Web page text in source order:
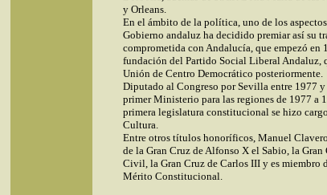
y Orleans.
En el ámbito de la política, uno de los
Gobierno andaluz ha decidido premiar así su
comprometida con Andalucía, que empezó en
fundación del Partido Social Liberal Andaluz,
Unión de Centro Democrático posteriormente.
Diputado al Congreso por Sevilla entre 1977
primer Ministerio para las regiones de 1977 a
primera legislatura constitucional se hizo
Cultura.
Entre otros títulos honoríficos, Manuel
de la Gran Cruz de Alfonso X el Sabio, la
Civil, la Gran Cruz de Carlos III y es miembro
Mérito Constitucional.